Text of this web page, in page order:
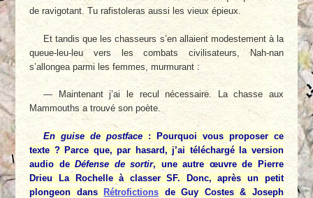
de ravigotant. Tu rafistoleras aussi les vieux épieux.
Et tandis que les chasseurs s’en allaient modestement à la
queue-leu-leu vers les combats civilisateurs, Nah-nan
s’allongea parmi les femmes, murmurant :
— Maintenant j’ai le recul nécessaire. La chasse aux
Mammouths a trouvé son poète.
En guise de postface : Pourquoi vous proposer ce
texte ? Parce que, par hasard, j’ai téléchargé la version
audio deDéfense de sortir, une autre œuvre de Pierre
Drieu La Rochelle à classer SF. Donc, après un petit
plongeon dans
Rétrofictions de Guy Costes & Joseph